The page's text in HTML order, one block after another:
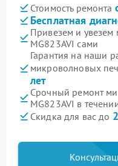
Стоимость ремонта
Бесплатная
Привезем и
MG823AVI сами
Гарантия на наши
микроволновых
лет
Срочный ремонт
MG823AVI в
Скидка для вас до